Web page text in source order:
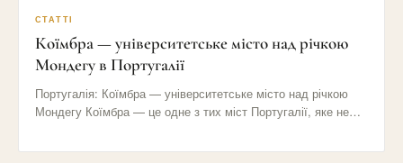
СТАТТІ
Коїмбра — університетське місто над річкою
Мондегу в Португалії
Португалія: Коїмбра — університетське місто над річкою
Мондегу Коїмбра — це одне з тих міст Португалії, яке не…